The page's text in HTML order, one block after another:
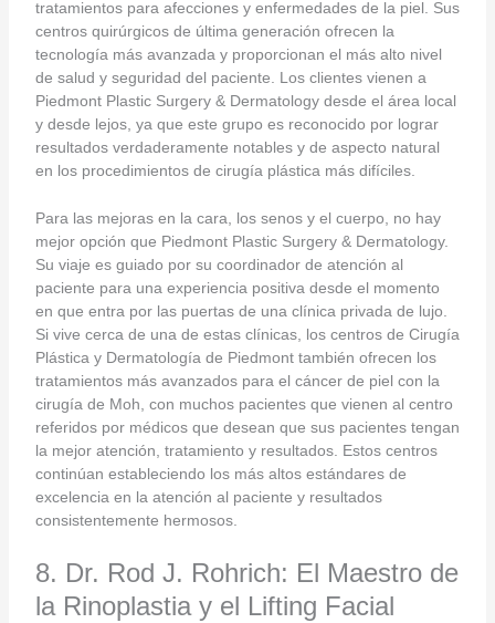
tratamientos para afecciones y enfermedades de la piel. Sus
centros quirúrgicos de última generación ofrecen la
tecnología más avanzada y proporcionan el más alto nivel
de salud y seguridad del paciente. Los clientes vienen a
Piedmont Plastic Surgery & Dermatology desde el área local
y desde lejos, ya que este grupo es reconocido por lograr
resultados verdaderamente notables y de aspecto natural
en los procedimientos de cirugía plástica más difíciles.
Para las mejoras en la cara, los senos y el cuerpo, no hay
mejor opción que Piedmont Plastic Surgery & Dermatology.
Su viaje es guiado por su coordinador de atención al
paciente para una experiencia positiva desde el momento
en que entra por las puertas de una clínica privada de lujo.
Si vive cerca de una de estas clínicas, los centros de Cirugía
Plástica y Dermatología de Piedmont también ofrecen los
tratamientos más avanzados para el cáncer de piel con la
cirugía de Moh, con muchos pacientes que vienen al centro
referidos por médicos que desean que sus pacientes tengan
la mejor atención, tratamiento y resultados. Estos centros
continúan estableciendo los más altos estándares de
excelencia en la atención al paciente y resultados
consistentemente hermosos.
8. Dr. Rod J. Rohrich: El Maestro de
la Rinoplastia y el Lifting Facial